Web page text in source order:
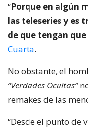
“Porque en algún
las teleseries y es
de que tengan
Cuarta.
No obstante, el
“Verdades Ocultas”
remakes de las
“Desde el punto de